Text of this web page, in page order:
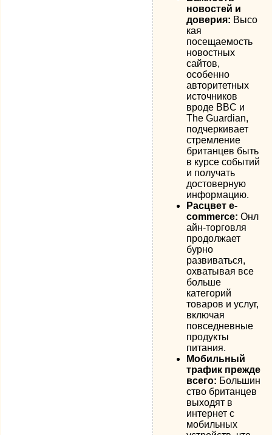
новостей и
доверия: Высо
кая
посещаемость
новостных
сайтов,
особенно
авторитетных
источников
вроде BBC и
The Guardian,
подчеркивает
стремление
британцев быть
в курсе событий
и получать
достоверную
информацию.
Расцвет e-
commerce: Онл
айн-торговля
продолжает
бурно
развиваться,
охватывая все
больше
категорий
товаров и услуг,
включая
повседневные
продукты
питания.
Мобильный
трафик прежде
всего: Большин
ство британцев
выходят в
интернет с
мобильных